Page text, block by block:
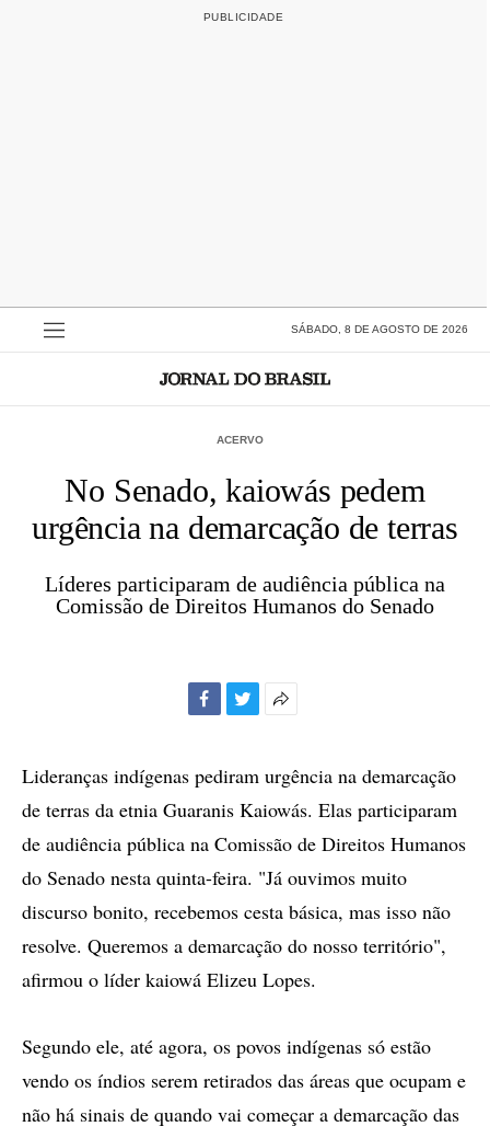
SÁBADO, 8 DE AGOSTO DE 2026
ACERVO
No Senado, kaiowás pedem
urgência na demarcação de terras
Líderes participaram de audiência pública na
Comissão de Direitos Humanos do Senado
compartilhamento
Lideranças indígenas pediram urgência na demarcação
de terras da etnia Guaranis Kaiowás. Elas participaram
de audiência pública na Comissão de Direitos Humanos
do Senado nesta quinta-feira. "Já ouvimos muito
discurso bonito, recebemos cesta básica, mas isso não
resolve. Queremos a demarcação do nosso território",
afirmou o líder kaiowá Elizeu Lopes.
Segundo ele, até agora, os povos indígenas só estão
vendo os índios serem retirados das áreas que ocupam e
não há sinais de quando vai começar a demarcação das